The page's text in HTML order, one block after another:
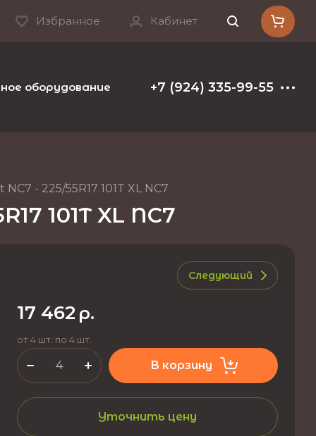
Избранное Кабинет
оборудование и расходные материалы
+7 (924) 335-99-55
- 225/55R17 101T XL NC7
101T XL NC7
Следующий
17 462 р.
от 4 шт. по 4 шт.
В корзину
Уточнить цену